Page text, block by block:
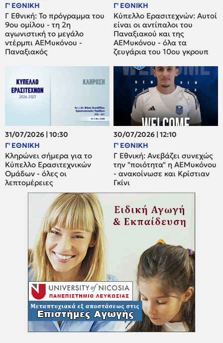
Γ' ΕΘΝΙΚΗ
Γ Εθνική: Το πρόγραμμα του
9ου ομίλου - τη 2η
αγωνιστική το μεγάλο
ντέρμπι ΑΕΜυκόνου -
Παναξιακός
Γ' ΕΘΝΙΚΗ
Κύπελλο Ερασιτεχνών: Αυτοί
είναι οι αντίπαλοι του
Παναξιακού και της
ΑΕΜυκόνου - όλα τα
ζευγάρια του 10ου γκρουπ
31/07/2026 | 10:30
Γ' ΕΘΝΙΚΗ
Κληρώνει σήμερα για το
Κύπελλο Ερασιτεχνικών
Ομάδων - όλες οι
λεπτομέρειες
30/07/2026 | 12:10
Γ' ΕΘΝΙΚΗ
Γ Εθνική: Ανεβάζει συνεχώς
την "ποιότητα" η ΑΕΜυκόνου
- ανακοίνωσε και Κρίστιαν
Γκίνι